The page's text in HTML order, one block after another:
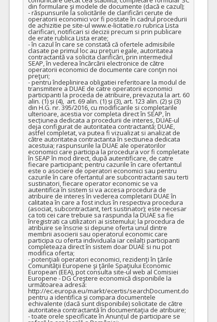
din formulare şi modele de documente (dacă e cazul);
- răspunsurile la solicitările de clarificări cerute de
operatorii economici vor fi postate în cadrul procedurii
de achizitie pe site-ul www.e-licitatie.ro rubrica Lista
clarificari, notificari si decizii precum si prin publicare
de erate rublica Lista erate;
- în cazul în care se constată că ofertele admisibile
clasate pe primul loc au preţuri egale, autoritatea
contractantă va solicita clarificări, prin intermediul
SEAP, în vederea încărcării electronice de către
operatorii economici de documente care conţin noi
preţuri;
- pentru îndeplinirea obligatiei referitoare la modul de
transmitere a DUAE de catre operatorii economici
participanti la proceda de atribuire, prevazuta la art. 60
alin. (1) și (4),  art. 69 alin. (1) și (3), art. 123 alin. (2) și (3)
din H.G. nr. 395/2016, cu modificarile si completarile
ulterioare, acestia vor completa direct în SEAP, în
secțiunea dedicata a procedurii de interes, DUAE-ul
deja configurat de autoritatea contractantă; DUAE,
astfel completat, va putea fi vizualizat si analizat de
către autoritatea contractanta în sectiunea dedicata
acestuia; raspunsurile la DUAE ale operatorilor
economici care participa la procedura vor fi completate
în SEAP în mod direct, după autentificare, de catre
fiecare participant; pentru cazurile în care ofertantul
este o asociere de operatori economici sau pentru
cazurile în care ofertantul are subcontractanti sau terti
sustinatori, fiecare operator economic se va
autentifica în sistem si va accesa procedura de
atribuire de interes în vederea completarii DUAE în
calitatea în care a fost inclus în respectiva procedura
(asociat, subcontractant, tert sustinator); este necesar
ca toti cei care trebuie sa raspunda la DUAE sa fie
înregistrati ca utilizatori ai sistemului; la procedura de
atribuire se înscrie si depune oferta unul dintre
membrii asocierii sau operatorul economic care
participa cu oferta individuala iar ceilalți participanti
completeaza direct în sistem doar DUAE si nu pot
modifica oferta;
- potenţiali operatori economici, rezidenţi în ţările
Comunităţii Europene şi ţările Spaţiului Economic
European (EEA), pot consulta site-ul web al Comisiei
Europene - DG Creştere economică disponibile la
următoarea adresă:
http://ec.europa.eu/markt/ecertis/searchDocument.do
pentru a identifica şi compara documentele
echivalente (dacă sunt disponibile) solicitate de către
autoritatea contractantă în documentaţia de atribuire;
- toate orele specificate în Anunțul de participare se